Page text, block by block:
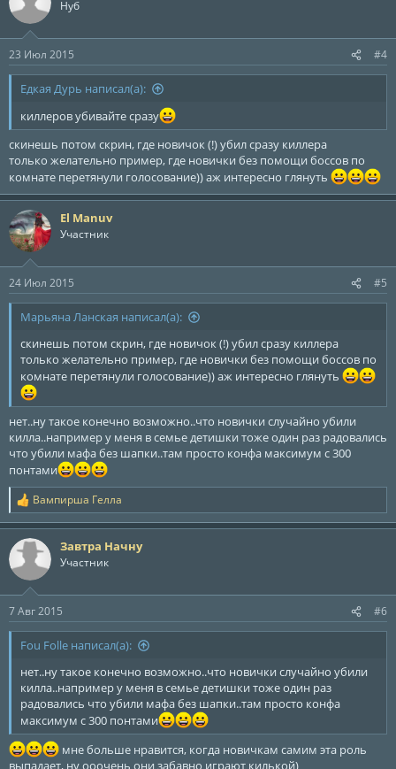
Нуб
23 Июл 2015 #4
Едкая Дурь написал(а):
киллеров убивайте сразу
скинешь потом скрин, где новичок (!) убил сразу киллера
только желательно пример, где новички без помощи боссов по
комнате перетянули голосование)) аж интересно глянуть
El Manuv
Участник
24 Июл 2015 #5
Марьяна Ланская написал(а):
скинешь потом скрин, где новичок (!) убил сразу киллера
только желательно пример, где новички без помощи боссов по
комнате перетянули голосование)) аж интересно глянуть
нет..ну такое конечно возможно..что новички случайно убили
килла..например у меня в семье детишки тоже один раз радовались
что убили мафа без шапки..там просто конфа максимум с 300
понтами
Р
е
а
к
и
Вампирша Гелла
Завтра Начну
Участник
7 Авг 2015 #6
Fou Folle написал(а):
нет..ну такое конечно возможно..что новички случайно убили
килла..например у меня в семье детишки тоже один раз
радовались что убили мафа без шапки..там просто конфа
максимум с 300 понтами
мне больше нравится, когда новичкам самим эта роль
выпадает, ну ооочень они забавно играют килькой)